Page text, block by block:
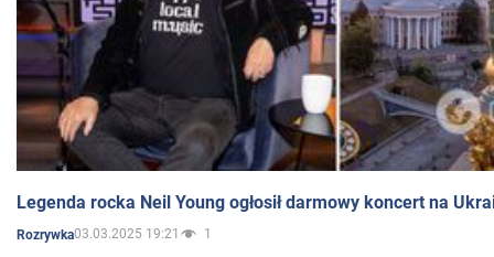
Legenda rocka Neil Young ogłosił darmowy koncert na
Rozrywka03.03.2025 19:21 1